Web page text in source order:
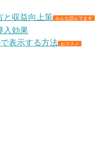
と収益向上策 みんな読んでます
入効果
表示する方法 おススメ